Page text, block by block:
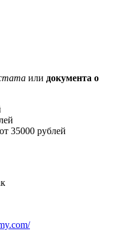
или документа о
35000 рублей